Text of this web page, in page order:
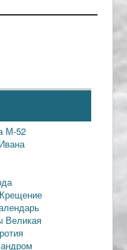
М-52
Крещение
Великая